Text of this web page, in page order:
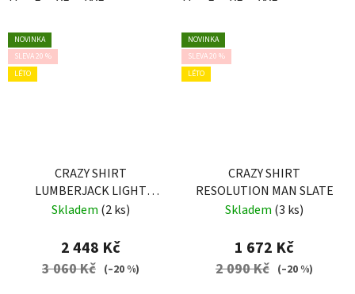
NOVINKA
SLEVA 20 %
LÉTO
CRAZY SHIRT
LUMBERJACK LIGHT
MAN SCOTTISH RED
Skladem (2 ks)
2 448 Kč
3 060 Kč (–20 %)
NOVINKA
SLEVA 20 %
LÉTO
CRAZY SHIRT
RESOLUTION MAN SLATE
Skladem (3 ks)
1 672 Kč
2 090 Kč (–20 %)